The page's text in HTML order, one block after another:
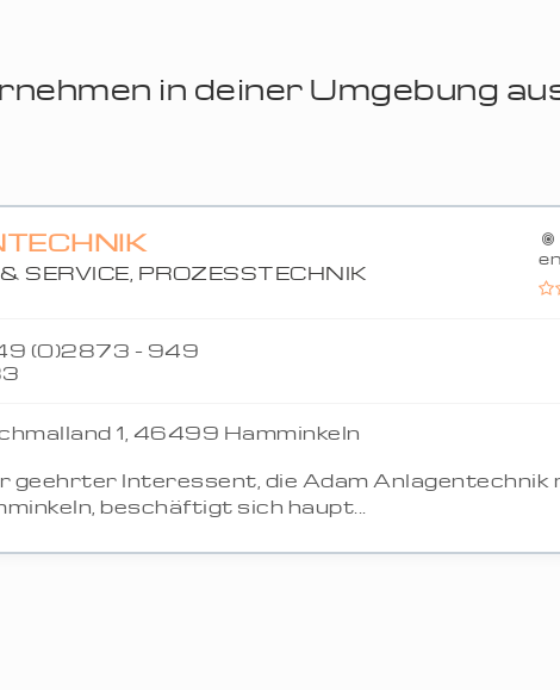
in deiner Umgebung
SERVICE, PROZESSTECHNIK
(0)2873 - 949
1, 46499 Hamminkeln
geehrter Interessent, die Adam Anlagentechnik
beschäftigt sich haupt...